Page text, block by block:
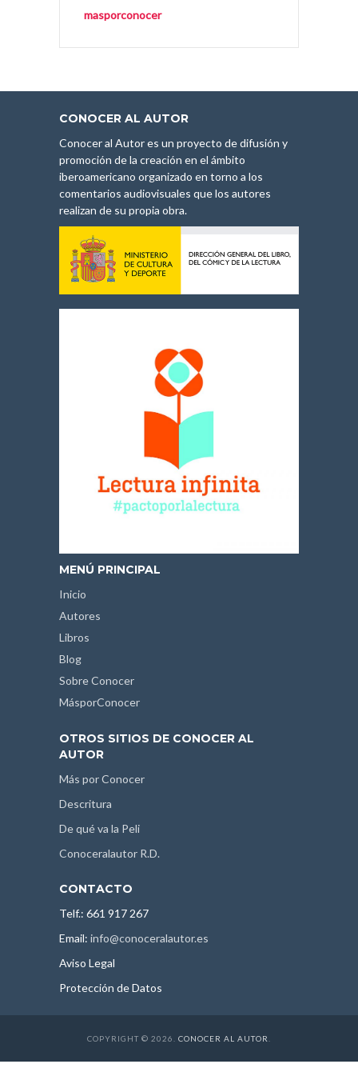
masporconocer
CONOCER AL AUTOR
Conocer al Autor es un proyecto de difusión y
promoción de la creación en el ámbito
iberoamericano organizado en torno a los
comentarios audiovisuales que los autores
realizan de su propia obra.
MENÚ PRINCIPAL
Inicio
Autores
Libros
Blog
Sobre Conocer
MásporConocer
OTROS SITIOS DE CONOCER AL
AUTOR
Más por Conocer
Descritura
De qué va la Peli
Conoceralautor R.D.
CONTACTO
Telf.: 661 917 267
Email: info@conoceralautor.es
Aviso Legal
Protección de Datos
COPYRIGHT © 2026. CONOCER AL AUTOR